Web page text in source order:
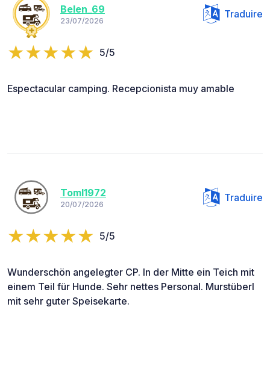
Belen_69
23/07/2026
Traduire
5/5
Espectacular camping. Recepcionista muy amable
Toml1972
20/07/2026
Traduire
5/5
Wunderschön angelegter CP. In der Mitte ein Teich mit
einem Teil für Hunde. Sehr nettes Personal. Murstüberl
mit sehr guter Speisekarte.